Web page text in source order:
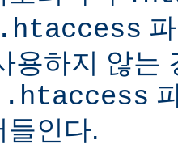
.htaccess
용하지 않는
.htaccess
들인다.